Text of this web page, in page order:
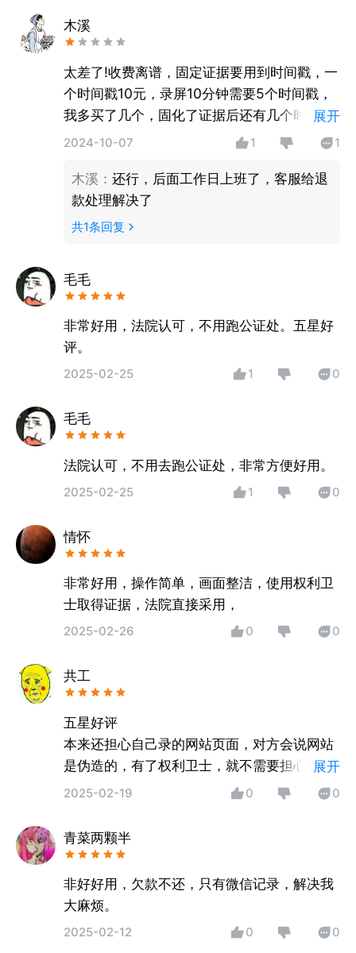
木溪
太差了!收费离谱，固定证据要用到时间戳，一
个时间戳10元，录屏10分钟需要5个时间戳，
我多买了几个，固化了证据后还有几个时间戳
没用完。联系官方客服，客服“小可“态度恶
展开
2024-10-07 1 1
木溪 ： 还行，后面工作日上班了，客服给退
款处理解决了
共1条回复
毛毛
非常好用，法院认可，不用跑公证处。五星好
评。
2025-02-25 1 0
毛毛
法院认可，不用去跑公证处，非常方便好用。
2025-02-25 1 0
情怀
非常好用，操作简单，画面整洁，使用权利卫
士取得证据，法院直接采用，
2025-02-26 0 0
共工
五星好评
本来还担心自己录的网站页面，对方会说网站
是伪造的，有了权利卫士，就不需要担心了。
很好的一款软件，让对方无法攻击我证据的真
展开
2025-02-19 0 0
青菜两颗半
非好好用，欠款不还，只有微信记录，解决我
大麻烦。
2025-02-12 0 0